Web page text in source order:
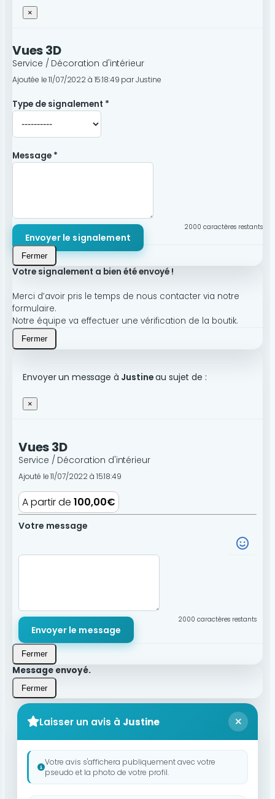
×
Vues 3D
Service / Décoration d'intérieur
Ajoutée le 11/07/2022 à 15:18:49 par Justine
Type de signalement *
Message *
2000 caractères restants
Envoyer le signalement
Fermer
Votre signalement a bien été envoyé !
Merci d’avoir pris le temps de nous contacter via notre
formulaire.
Notre équipe va effectuer une vérification de la boutik.
Fermer
Envoyer un message à Justineau sujet de :
×
Vues 3D
Service / Décoration d'intérieur
Ajouté le 11/07/2022 à 15:18:49
A partir de 100,00€
Votre message
2000 caractères restants
Envoyer le message
Fermer
Message envoyé.
Fermer
Laisser un avis à Justine
Votre avis s'affichera publiquement avec votre
pseudo et la photo de votre profil.